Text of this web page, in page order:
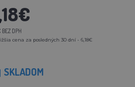
DPH
cena za posledných 30 dní - 6,18€
SKLADOM